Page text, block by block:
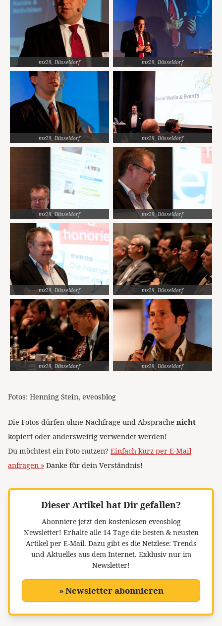
mx29, Düsseldorf mx29, Düsseldorf
mx29, Düsseldorf mx29, Düsseldorf
mx29, Düsseldorf mx29, Düsseldorf
mx29, Düsseldorf mx29, Düsseldorf
mx29, Düsseldorf mx29, Düsseldorf
Fotos: Henning Stein, eveosblog
Die Fotos dürfen ohne Nachfrage und Absprache nicht
kopiert oder andersweitig verwendet werden!
Du möchtest ein Foto nutzen? Einfach kurz per E-Mail
anfragen » Danke für dein Verständnis!
Dieser Artikel hat Dir gefallen?
Abonniere jetzt den kostenlosen eveosblog
Newsletter! Erhalte alle 14 Tage die besten & neusten
Artikel per E-Mail. Dazu gibt es die Netzlese: Trends
und Aktuelles aus dem Internet. Exklusiv nur im
Newsletter!
» Newsletter abonnieren